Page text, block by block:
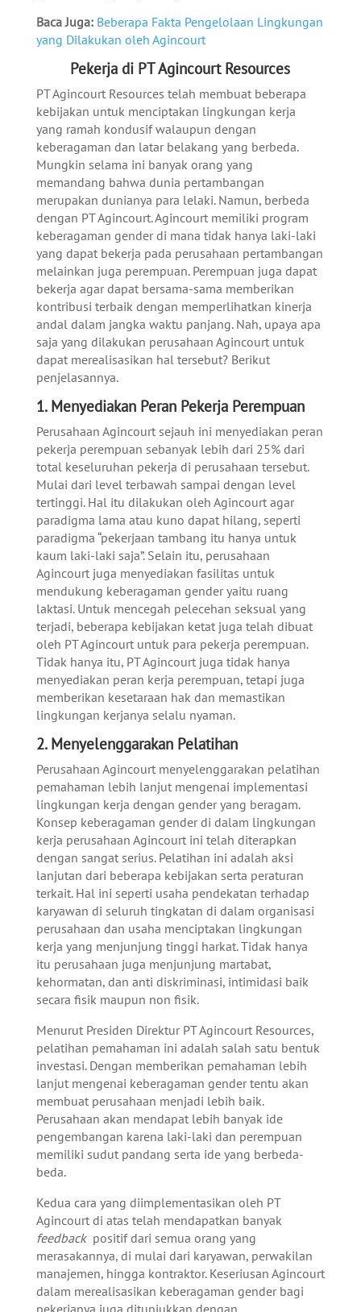
Baca Juga: Beberapa Fakta Pengelolaan Lingkungan
yang Dilakukan oleh Agincourt
Pekerja di PT Agincourt Resources
PT Agincourt Resources telah membuat beberapa
kebijakan untuk menciptakan lingkungan kerja
yang ramah kondusif walaupun dengan
keberagaman dan latar belakang yang berbeda.
Mungkin selama ini banyak orang yang
memandang bahwa dunia pertambangan
merupakan dunianya para lelaki. Namun, berbeda
dengan PT Agincourt. Agincourt memiliki program
keberagaman gender di mana tidak hanya laki-laki
yang dapat bekerja pada perusahaan pertambangan
melainkan juga perempuan. Perempuan juga dapat
bekerja agar dapat bersama-sama memberikan
kontribusi terbaik dengan memperlihatkan kinerja
andal dalam jangka waktu panjang. Nah, upaya apa
saja yang dilakukan perusahaan Agincourt untuk
dapat merealisasikan hal tersebut? Berikut
penjelasannya.
1. Menyediakan Peran Pekerja Perempuan
Perusahaan Agincourt sejauh ini menyediakan peran
pekerja perempuan sebanyak lebih dari 25% dari
total keseluruhan pekerja di perusahaan tersebut.
Mulai dari level terbawah sampai dengan level
tertinggi. Hal itu dilakukan oleh Agincourt agar
paradigma lama atau kuno dapat hilang, seperti
paradigma “pekerjaan tambang itu hanya untuk
kaum laki-laki saja”. Selain itu, perusahaan
Agincourt juga menyediakan fasilitas untuk
mendukung keberagaman gender yaitu ruang
laktasi. Untuk mencegah pelecehan seksual yang
terjadi, beberapa kebijakan ketat juga telah dibuat
oleh PT Agincourt untuk para pekerja perempuan.
Tidak hanya itu, PT Agincourt juga tidak hanya
menyediakan peran kerja perempuan, tetapi juga
memberikan kesetaraan hak dan memastikan
lingkungan kerjanya selalu nyaman.
2. Menyelenggarakan Pelatihan
Perusahaan Agincourt menyelenggarakan pelatihan
pemahaman lebih lanjut mengenai implementasi
lingkungan kerja dengan gender yang beragam.
Konsep keberagaman gender di dalam lingkungan
kerja perusahaan Agincourt ini telah diterapkan
dengan sangat serius. Pelatihan ini adalah aksi
lanjutan dari beberapa kebijakan serta peraturan
terkait. Hal ini seperti usaha pendekatan terhadap
karyawan di seluruh tingkatan di dalam organisasi
perusahaan dan usaha menciptakan lingkungan
kerja yang menjunjung tinggi harkat. Tidak hanya
itu perusahaan juga menjunjung martabat,
kehormatan, dan anti diskriminasi, intimidasi baik
secara fisik maupun non fisik.
Menurut Presiden Direktur PT Agincourt Resources,
pelatihan pemahaman ini adalah salah satu bentuk
investasi. Dengan memberikan pemahaman lebih
lanjut mengenai keberagaman gender tentu akan
membuat perusahaan menjadi lebih baik.
Perusahaan akan mendapat lebih banyak ide
pengembangan karena laki-laki dan perempuan
memiliki sudut pandang serta ide yang berbeda-
beda.
Kedua cara yang diimplementasikan oleh PT
Agincourt di atas telah mendapatkan banyak
feedbackpositif dari semua orang yang
merasakannya, di mulai dari karyawan, perwakilan
manajemen, hingga kontraktor. Keseriusan Agincourt
dalam merealisasikan keberagaman gender bagi
pekerjanya juga ditunjukkan dengan